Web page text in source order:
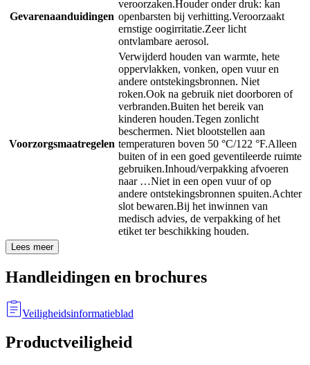
Gevarenaanduidingen
veroorzaken.Houder onder druk: kan
openbarsten bij verhitting.Veroorzaakt
ernstige oogirritatie.Zeer licht
ontvlambare aerosol.
Voorzorgsmaatregelen
Verwijderd houden van warmte, hete
oppervlakken, vonken, open vuur en
andere ontstekingsbronnen. Niet
roken.Ook na gebruik niet doorboren of
verbranden.Buiten het bereik van
kinderen houden.Tegen zonlicht
beschermen. Niet blootstellen aan
temperaturen boven 50 °C/122 °F.Alleen
buiten of in een goed geventileerde ruimte
gebruiken.Inhoud/verpakking afvoeren
naar …Niet in een open vuur of op
andere ontstekingsbronnen spuiten.Achter
slot bewaren.Bij het inwinnen van
medisch advies, de verpakking of het
etiket ter beschikking houden.
Lees meer
Handleidingen en brochures
Veiligheidsinformatieblad
Productveiligheid